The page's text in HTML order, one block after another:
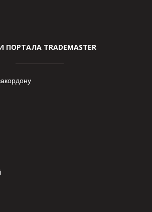
ПОРТАЛА TRADEMASTER